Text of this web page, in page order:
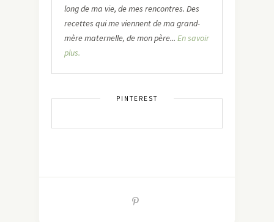
long de ma vie, de mes rencontres. Des
recettes qui me viennent de ma grand-
mère maternelle, de mon père... En savoir
plus.
PINTEREST